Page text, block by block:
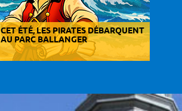
CET ÉTÉ, LES PIRATES DÉBARQUENT
AU PARC BALLANGER